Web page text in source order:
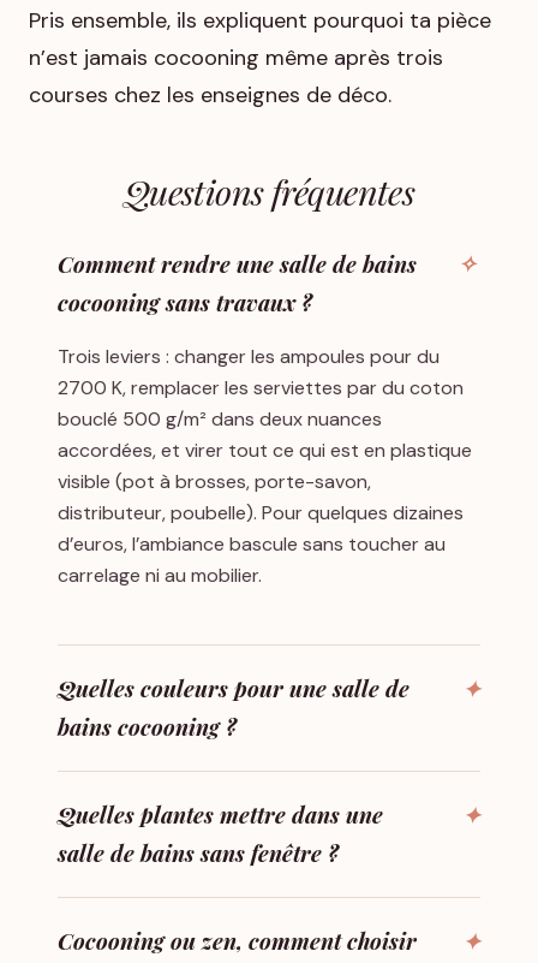
Pris ensemble, ils expliquent pourquoi ta pièce
n’est jamais cocooning même après trois
courses chez les enseignes de déco.
Questions fréquentes
Comment rendre une salle de bains
cocooning sans travaux ?
Trois leviers : changer les ampoules pour du
2700 K, remplacer les serviettes par du coton
bouclé 500 g/m² dans deux nuances
accordées, et virer tout ce qui est en plastique
visible (pot à brosses, porte-savon,
distributeur, poubelle). Pour quelques dizaines
d’euros, l’ambiance bascule sans toucher au
carrelage ni au mobilier.
Quelles couleurs pour une salle de
bains cocooning ?
Quelles plantes mettre dans une
salle de bains sans fenêtre ?
Cocooning ou zen, comment choisir